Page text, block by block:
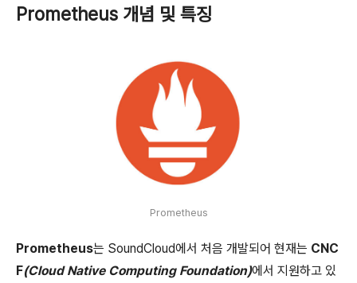
Prometheus 개념 및 특징
Prometheus
Prometheus는 SoundCloud에서 처음 개발되어 현재는 CNC
F(Cloud Native Computing Foundation)에서 지원하고 있